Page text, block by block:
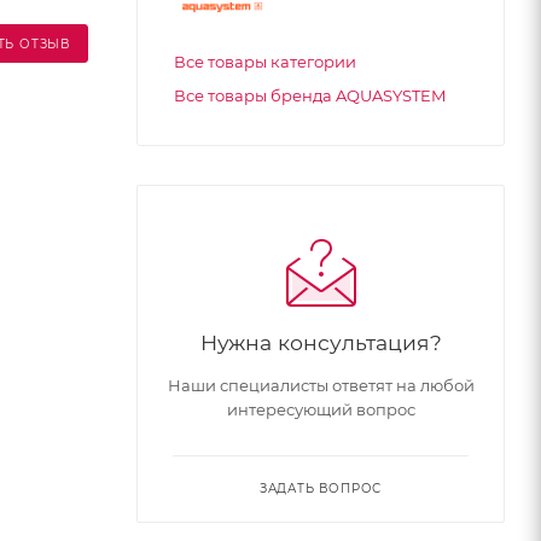
ОТЗЫВ
Все товары категории
Все товары бренда AQUASYSTEM
Нужна консультация?
Наши специалисты ответят на любой
интересующий вопрос
ЗАДАТЬ ВОПРОС